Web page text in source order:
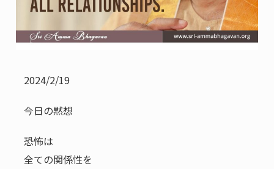
2024/2/19
今日の黙想
恐怖は
全ての関係性を